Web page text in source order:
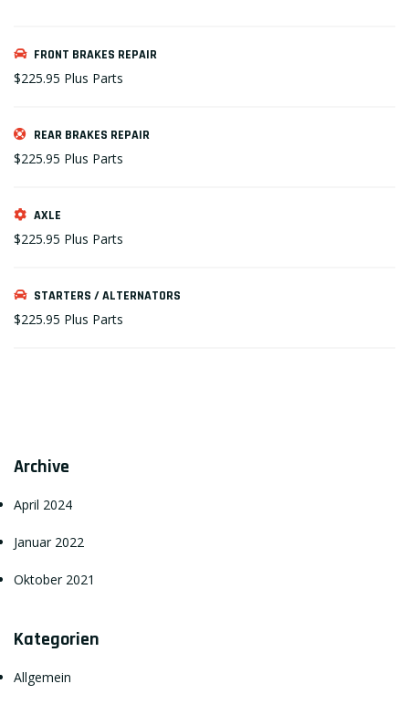
FRONT BRAKES REPAIR
$225.95 Plus Parts
REAR BRAKES REPAIR
$225.95 Plus Parts
AXLE
$225.95 Plus Parts
STARTERS / ALTERNATORS
$225.95 Plus Parts
Archive
April 2024
Januar 2022
Oktober 2021
Kategorien
Allgemein